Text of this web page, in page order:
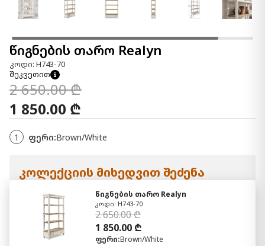
წიგნების თარო Realyn
კოდი: H743-70
შეკვეთით
2 650.00 ₾
1 850.00 ₾
1 ფერი:Brown/White
კოლექციის მიხედვით შეძენა
წიგნების თარო Realyn
კოდი: H743-70
2 650.00 ₾
1 850.00 ₾
ფერი:Brown/White